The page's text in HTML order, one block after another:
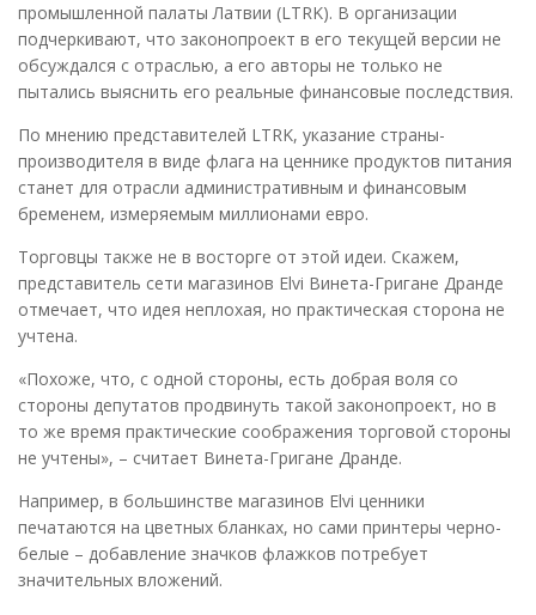
промышленной палаты Латвии (LTRK). В организации
подчеркивают, что законопроект в его текущей версии не
обсуждался с отраслью, а его авторы не только не
пытались выяснить его реальные финансовые последствия.
По мнению представителей LTRK, указание страны-
производителя в виде флага на ценнике продуктов питания
станет для отрасли административным и финансовым
бременем, измеряемым миллионами евро.
Торговцы также не в восторге от этой идеи. Скажем,
представитель сети магазинов Elvi Винета-Григане Дранде
отмечает, что идея неплохая, но практическая сторона не
учтена.
«Похоже, что, с одной стороны, есть добрая воля со
стороны депутатов продвинуть такой законопроект, но в
то же время практические соображения торговой стороны
не учтены», – считает Винета-Григане Дранде.
Например, в большинстве магазинов Elvi ценники
печатаются на цветных бланках, но сами принтеры черно-
белые – добавление значков флажков потребует
значительных вложений.